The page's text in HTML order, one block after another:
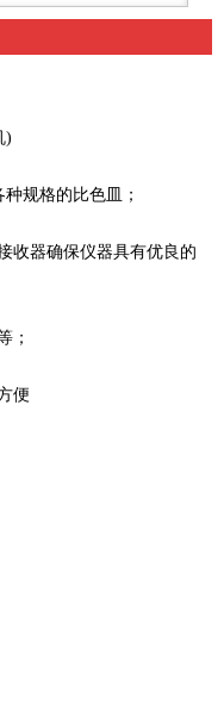
)
规格的比色皿；
收器确保仪器具有优良的
；
便